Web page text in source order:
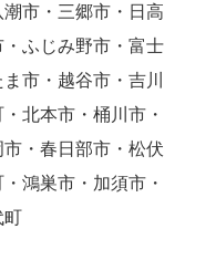
市・三郷市・日高
ふじみ野市・富士
市・越谷市・吉川
北本市・桶川市・
市・春日部市・松伏
鴻巣市・加須市・
町